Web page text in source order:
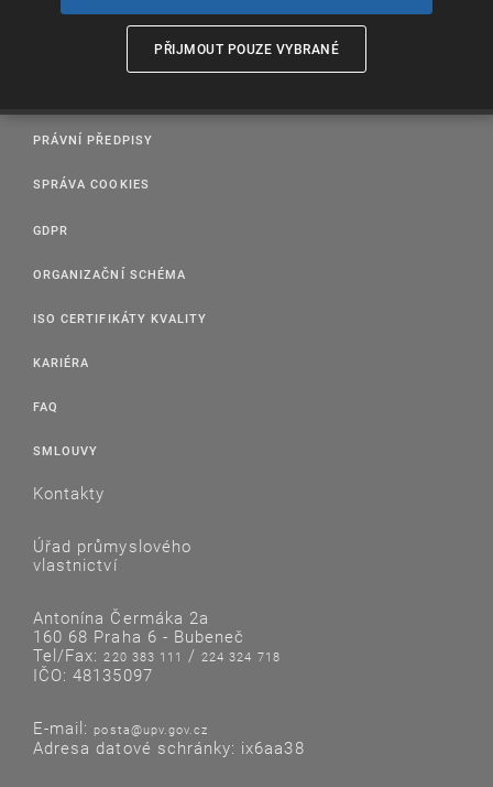
PRÁVNÍ PŘEDPISY
SPRÁVA COOKIES
GDPR
ORGANIZAČNÍ SCHÉMA
ISO CERTIFIKÁTY KVALITY
KARIÉRA
FAQ
SMLOUVY
Kontakty
Úřad průmyslového
vlastnictví
Antonína Čermáka 2a
160 68 Praha 6 - Bubeneč
Tel/Fax:220 383 111 /224 324 718
IČO: 48135097
E-mail: posta@upv.gov.cz
Adresa datové schránky: ix6aa38
PŘIJMOUT POUZE VYBRANÉ